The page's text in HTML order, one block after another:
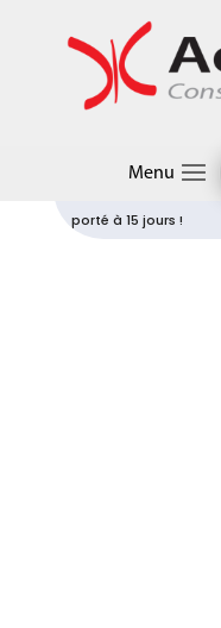
Menu
Articles professionnels
Vous êtes
délai de carence en
porté à 15 jours !